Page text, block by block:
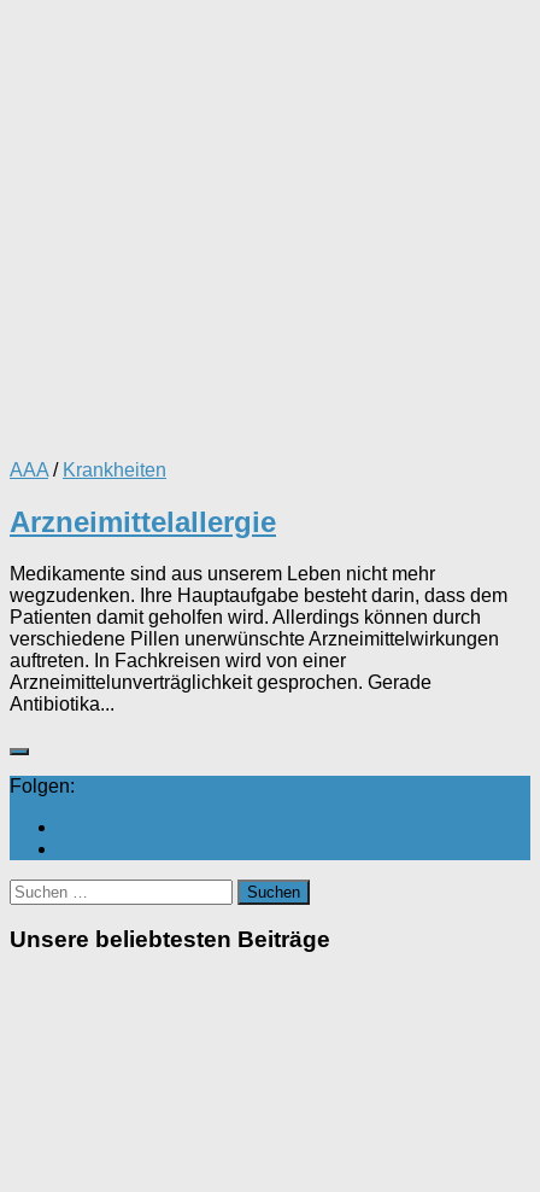
AAA / Krankheiten
Arzneimittelallergie
Medikamente sind aus unserem Leben nicht mehr
wegzudenken. Ihre Hauptaufgabe besteht darin, dass dem
Patienten damit geholfen wird. Allerdings können durch
verschiedene Pillen unerwünschte Arzneimittelwirkungen
auftreten. In Fachkreisen wird von einer
Arzneimittelunverträglichkeit gesprochen. Gerade
Antibiotika...
Folgen:
Suchen
nach:
Unsere beliebtesten Beiträge